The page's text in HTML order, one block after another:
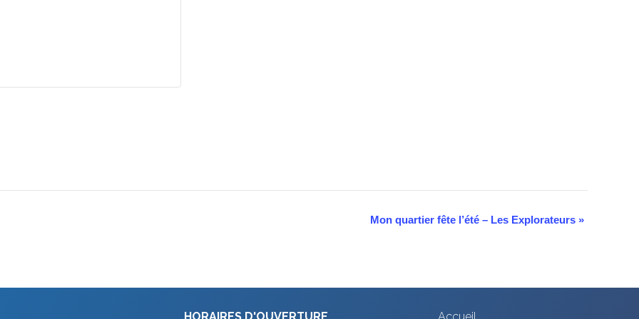
Mon quartier fête l’été – Les Explorateurs »